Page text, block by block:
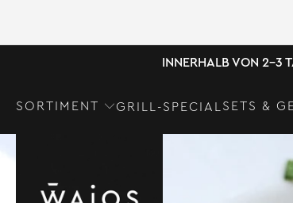
INNERHALB VON 2-3
SORTIMENT GRILL-SPECIAL SETS &